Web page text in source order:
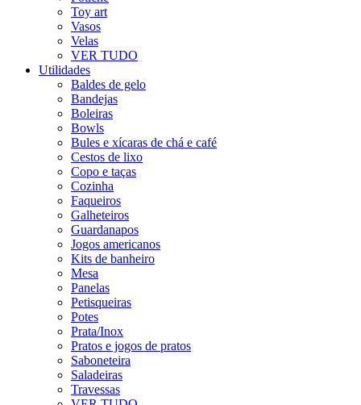
Toy art
Vasos
Velas
VER TUDO
Utilidades
Baldes de gelo
Bandejas
Boleiras
Bowls
Bules e xícaras de chá e café
Cestos de lixo
Copo e taças
Cozinha
Faqueiros
Galheteiros
Guardanapos
Jogos americanos
Kits de banheiro
Mesa
Panelas
Petisqueiras
Potes
Prata/Inox
Pratos e jogos de pratos
Saboneteira
Saladeiras
Travessas